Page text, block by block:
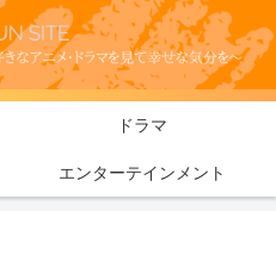
ドラマ
エンターテインメント